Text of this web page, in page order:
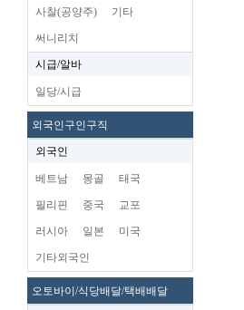
사찰(공양주) 기타
써니리치
시급/알바
일당/시급
외국인구인구직
외국인
베트남 몽골 태국
필리핀 중국 교포
러시아 일본 미국
기타외국인
오토바이/식당배달/택배배달